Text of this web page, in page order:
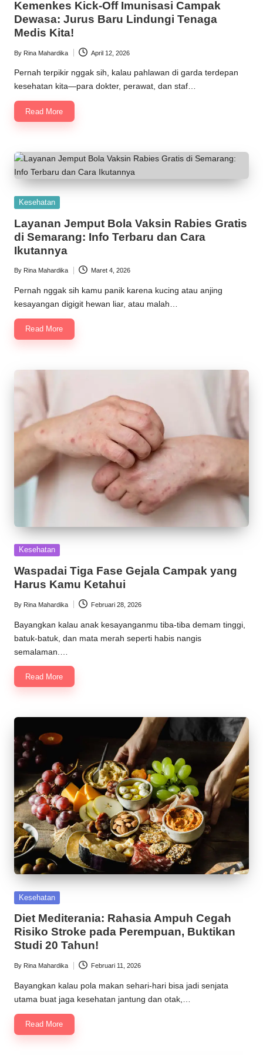
Kemenkes Kick-Off Imunisasi Campak
Dewasa: Jurus Baru Lindungi Tenaga
Medis Kita!
Posted
by
By Rina Mahardika April 12, 2026
Pernah terpikir nggak sih, kalau pahlawan di garda terdepan
kesehatan kita—para dokter, perawat, dan staf…
Read More
Posted
Kesehatan
Layanan Jemput Bola Vaksin Rabies Gratis
di Semarang: Info Terbaru dan Cara
Ikutannya
Posted
by
By Rina Mahardika Maret 4, 2026
Pernah nggak sih kamu panik karena kucing atau anjing
kesayangan digigit hewan liar, atau malah…
Read More
Posted
Kesehatan
Waspadai Tiga Fase Gejala Campak yang
Harus Kamu Ketahui
Posted
by
By Rina Mahardika Februari 28, 2026
Bayangkan kalau anak kesayanganmu tiba-tiba demam tinggi,
batuk-batuk, dan mata merah seperti habis nangis
semalaman.…
Read More
Posted
Kesehatan
Diet Mediterania: Rahasia Ampuh Cegah
Risiko Stroke pada Perempuan, Buktikan
Studi 20 Tahun!
Posted
by
By Rina Mahardika Februari 11, 2026
Bayangkan kalau pola makan sehari-hari bisa jadi senjata
utama buat jaga kesehatan jantung dan otak,…
Read More